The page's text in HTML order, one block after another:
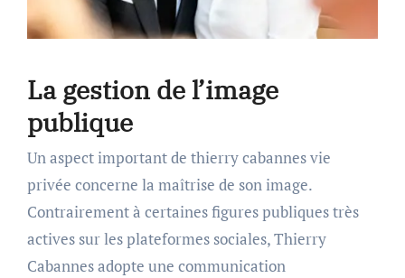
La gestion de l’image
publique
Un aspect important de thierry cabannes vie
privée concerne la maîtrise de son image.
Contrairement à certaines figures publiques très
actives sur les plateformes sociales, Thierry
Cabannes adopte une communication